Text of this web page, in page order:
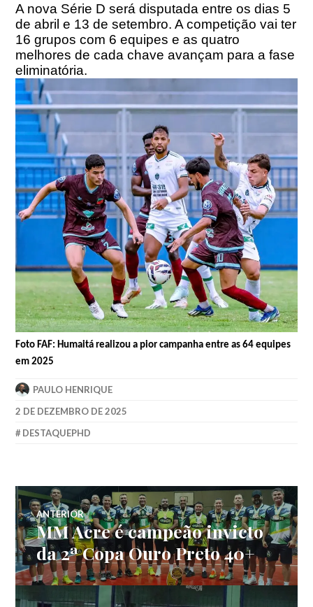
A nova Série D será disputada entre os dias 5
de abril e 13 de setembro. A competição vai ter
16 grupos com 6 equipes e as quatro
melhores de cada chave avançam para a fase
eliminatória.
Foto FAF: Humaitá realizou a pior campanha entre as 64 equipes
em 2025
PAULO HENRIQUE
2 DE DEZEMBRO DE 2025
DESTAQUEPHD
ANTERIOR
MM Acre é campeão invicto
da 2ª Copa Ouro Preto 40+